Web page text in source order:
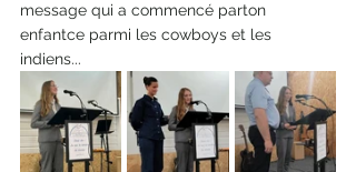
message qui a commencé parton
enfantce parmi les cowboys et les
indiens...